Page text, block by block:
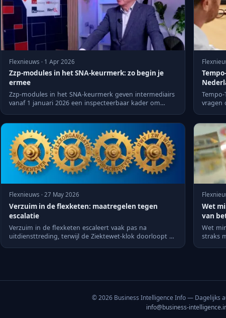
Flexnieuws · 1 Apr 2026
Zzp-modules in het SNA-keurmerk: zo begin je
ermee
Zzp-modules in het SNA-keurmerk geven intermediairs
vanaf 1 januari 2026 een inspecteerbaar kader om
vragen
Flexnieuws · 27 May 2026
Verzuim in de flexketen: maatregelen tegen
escalatie
Verzuim in de flexketen escaleert vaak pas na
uitdiensttreding, terwijl de Ziektewet-klok doorloopt en
Wet
van
Wet
straks
© 2026 Business Intelligence Info — Dagelijks
info@business-